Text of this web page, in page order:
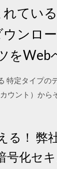
てい
ンロ
をWeb
定タイプの
ウント）か
る！ 弊
化セ